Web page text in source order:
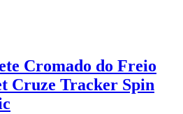
Cromado do Freio
Cruze Tracker Spin